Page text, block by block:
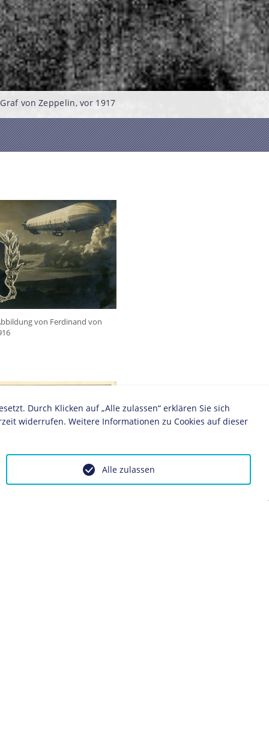
von Zeppelin, vor 1917
von Ferdinand von
Durch Klicken auf „Alle zulassen“ erklären Sie sich
widerrufen. Weitere Informationen zu Cookies auf dieser
Alle zulassen